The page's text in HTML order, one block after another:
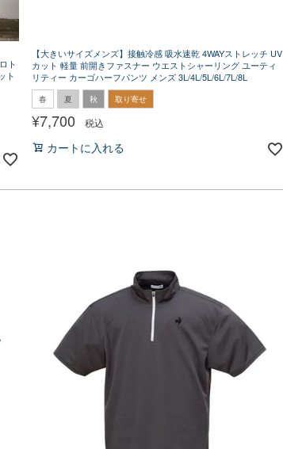
ト
ト
【大きいサイズメンズ】接触冷感 吸水速乾 4WAYストレッチ UV
カット 軽量 前開きファスナー ウエストシャーリング ユーティ
リティー カーゴハーフパンツ メンズ 3L/4L/5L/6L/7L/8L
春 夏 秋 取り寄せ
¥7,700 税込
カートに入れる